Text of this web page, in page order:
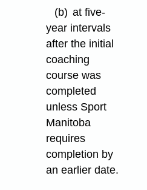
(b) at five-
year intervals
after the initial
coaching
course was
completed
unless Sport
Manitoba
requires
completion by
an earlier date.